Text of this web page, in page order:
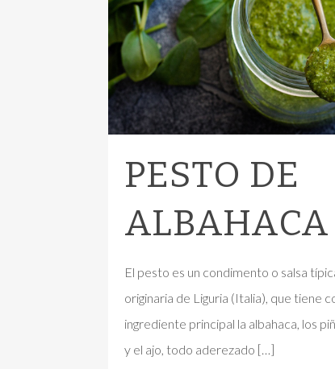
PESTO DE
ALBAHACA
El pesto es un condimento o salsa
originaria de Liguria (Italia), que tiene
ingrediente principal la albahaca, los
y el ajo, todo aderezado […]